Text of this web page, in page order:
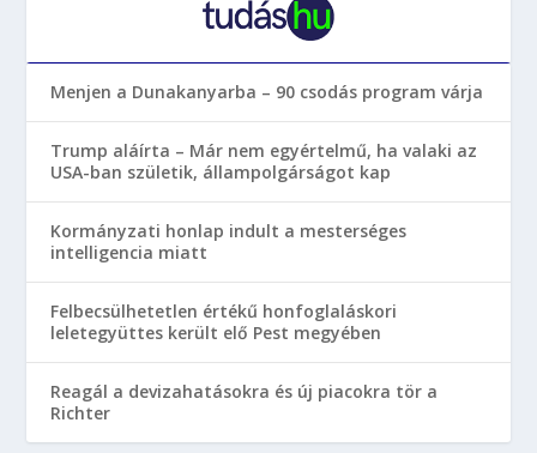
Menjen a Dunakanyarba – 90 csodás program várja
Trump aláírta – Már nem egyértelmű, ha valaki az
USA-ban születik, állampolgárságot kap
Kormányzati honlap indult a mesterséges
intelligencia miatt
Felbecsülhetetlen értékű honfoglaláskori
leletegyüttes került elő Pest megyében
Reagál a devizahatásokra és új piacokra tör a
Richter